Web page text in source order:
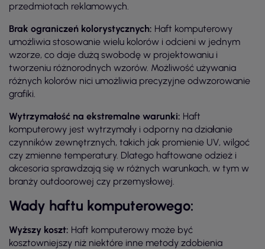
przedmiotach reklamowych.
Brak ograniczeń kolorystycznych: Haft komputerowy
umożliwia stosowanie wielu kolorów i odcieni w jednym
wzorze, co daje dużą swobodę w projektowaniu i
tworzeniu różnorodnych wzorów. Możliwość używania
różnych kolorów nici umożliwia precyzyjne odwzorowanie
grafiki.
Wytrzymałość na ekstremalne warunki: Haft
komputerowy jest wytrzymały i odporny na działanie
czynników zewnętrznych, takich jak promienie UV, wilgoć
czy zmienne temperatury. Dlatego haftowane odzież i
akcesoria sprawdzają się w różnych warunkach, w tym w
branży outdoorowej czy przemysłowej.
Wady haftu komputerowego:
Wyższy koszt: Haft komputerowy może być
kosztowniejszy niż niektóre inne metody zdobienia